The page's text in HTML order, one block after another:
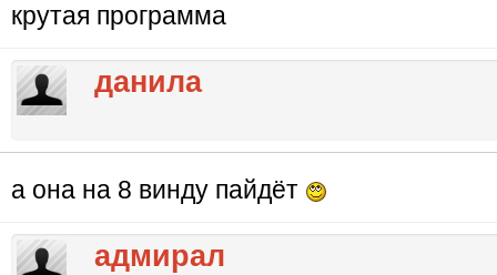
крутая программа
данила
а она на 8 винду пайдёт
адмирал